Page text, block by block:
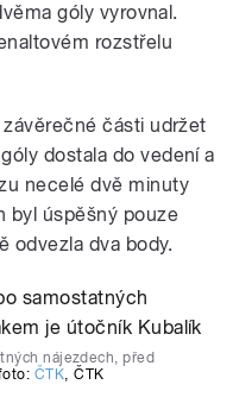
góly vyrovnal.
rozstřelu
části udržet
dostala do vedení a
necelé dvě minuty
byl úspěšný pouze
odvezla dva body.
nájezdech, před
ČTK,ČTK